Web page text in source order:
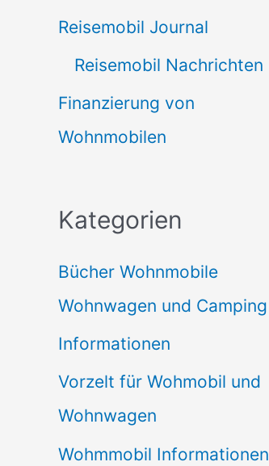
Reisemobil Journal
Reisemobil Nachrichten
Finanzierung von
Wohnmobilen
Kategorien
Bücher Wohnmobile
Wohnwagen und Camping
Informationen
Vorzelt für Wohmobil und
Wohnwagen
Wohmmobil Informationen